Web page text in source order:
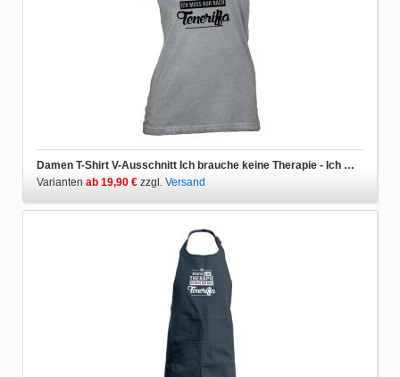
Damen T-Shirt V-Ausschnitt Ich brauche keine Therapie - Ich muss nur nach Teneriffa
Varianten ab 19,90 € zzgl. Versand